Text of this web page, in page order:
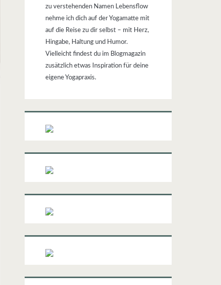
zu verstehenden Namen Lebensflow
nehme ich dich auf der Yogamatte mit
auf die Reise zu dir selbst – mit Herz,
Hingabe, Haltung und Humor.
Vielleicht findest du im Blogmagazin
zusätzlich etwas Inspiration für deine
eigene Yogapraxis.